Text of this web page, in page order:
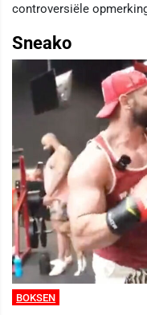
controversiële
Sneako
BOKSEN